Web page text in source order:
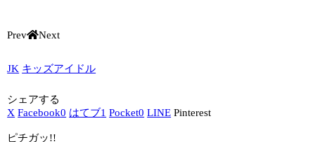
Prev Next
JK キッズアイドル
シェアする
X Facebook0 はてブ1 Pocket0 LINE Pinterest
ピチガッ!!